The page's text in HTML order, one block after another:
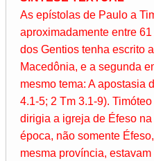
As epístolas de Paulo a
aproximadamente entre
dos Gentios tenha escrito
Macedônia, e a segunda
mesmo tema: A apostasia
4.1-5; 2 Tm 3.1-9).
dirigia a igreja de Éfeso
época, não somente
mesma província,